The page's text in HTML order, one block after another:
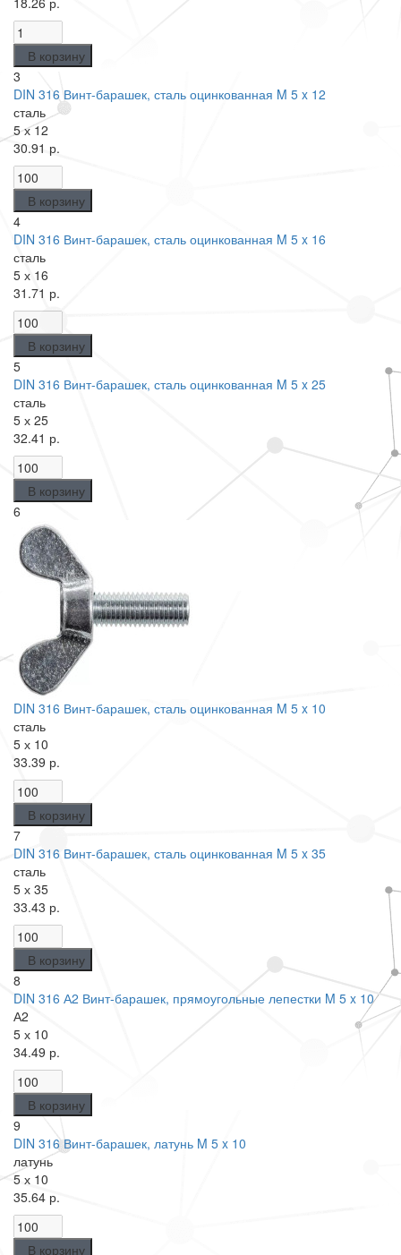
В корзину
3
DIN 316 Винт-барашек, сталь оцинкованная M 5 x 12
сталь
5 х 12
30.91 р.
В корзину
4
DIN 316 Винт-барашек, сталь оцинкованная M 5 x 16
сталь
5 х 16
31.71 р.
В корзину
5
DIN 316 Винт-барашек, сталь оцинкованная M 5 x 25
сталь
5 х 25
32.41 р.
В корзину
6
DIN 316 Винт-барашек, сталь оцинкованная M 5 x 10
сталь
5 х 10
33.39 р.
В корзину
7
DIN 316 Винт-барашек, сталь оцинкованная M 5 x 35
сталь
5 х 35
33.43 р.
В корзину
8
DIN 316 А2 Винт-барашек, прямоугольные лепестки M 5 x 10
А2
5 х 10
34.49 р.
В корзину
9
DIN 316 Винт-барашек, латунь M 5 x 10
латунь
5 х 10
35.64 р.
В корзину